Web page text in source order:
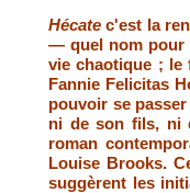
Hécatec'est la
— quel nom pour
vie chaotique ; le
Fannie Felicitas
pouvoir se
ni de son fils, ni
roman
Louise Brooks.
suggèrent les